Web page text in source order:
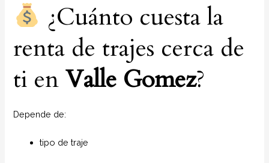
¿Cuánto cuesta la
renta de trajes cerca de
ti enValle Gomez?
Depende de:
tipo de traje